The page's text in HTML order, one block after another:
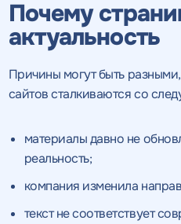
Почему
актуальность
Причины могут быть
сайтов сталкиваются со
материалы давно не
реальность;
компания изменила
текст не соответствует